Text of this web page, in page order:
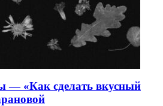
«Как сделать вкусный